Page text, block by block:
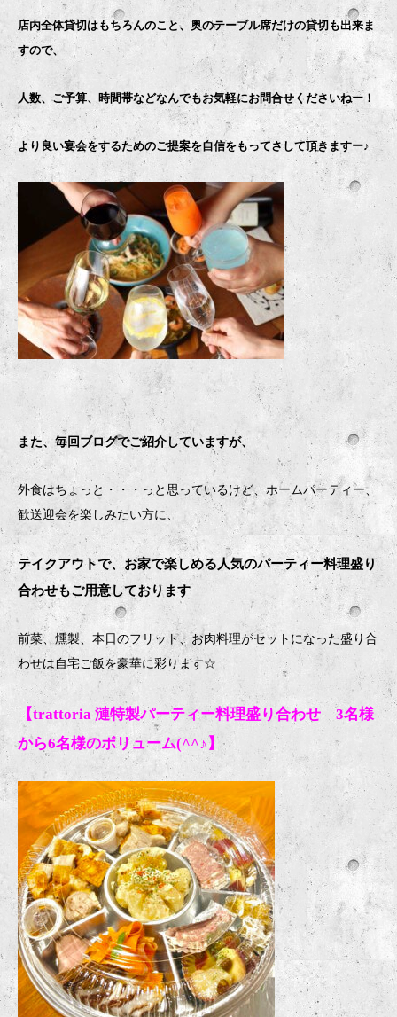
店内全体貸切はもちろんのこと、奥のテーブル席だけの貸切も出来ま
すので、
人数、ご予算、時間帯などなんでもお気軽にお問合せくださいねー！
より良い宴会をするためのご提案を自信をもってさして頂きますー♪
また、毎回ブログでご紹介していますが、
外食はちょっと・・・っと思っているけど、ホームパーティー、
歓送迎会を楽しみたい方に、
テイクアウトで、お家で楽しめる人気のパーティー料理盛り
合わせもご用意しております
前菜、燻製、本日のフリット、お肉料理がセットになった盛り合
わせは自宅ご飯を豪華に彩ります☆
【trattoria 漣特製パーティー料理盛り合わせ 3名様
から6名様のボリューム(^^♪】